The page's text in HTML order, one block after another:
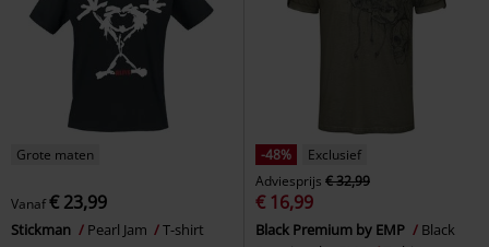
Grote maten
Vanaf€ 23,99
Stickman Pearl Jam T-shirt
-48%
Exclusief
Adviesprijs € 32,99
€ 16,99
Black Premium by EMP
Black